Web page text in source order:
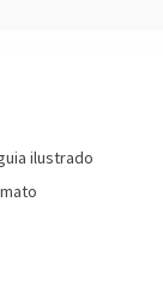
ilustrado